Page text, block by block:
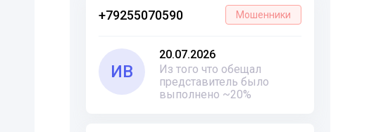
+79255070590 Мошенники
ИВ
20.07.2026
Из того что обещал
представитель было
выполнено ~20%